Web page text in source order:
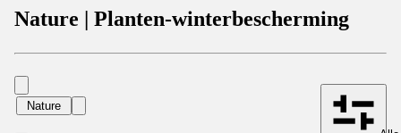
Nature | Planten-winterbescherming
Nature